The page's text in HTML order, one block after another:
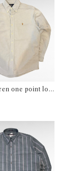
one point log
shirt